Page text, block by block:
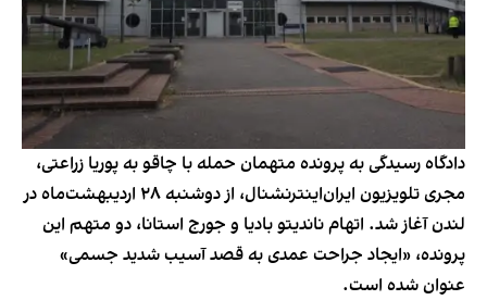
دادگاه رسیدگی به پرونده متهمان حمله با چاقو به پوریا زراعتی،
مجری تلویزیون ایران‌اینترنشنال، از دوشنبه ۲۸ اردیبهشت‌ماه در
لندن آغاز شد. اتهام ناندیتو بادیا و جورج استانا، دو متهم این
پرونده، «ایجاد جراحت عمدی به قصد آسیب شدید جسمی»
عنوان شده است.